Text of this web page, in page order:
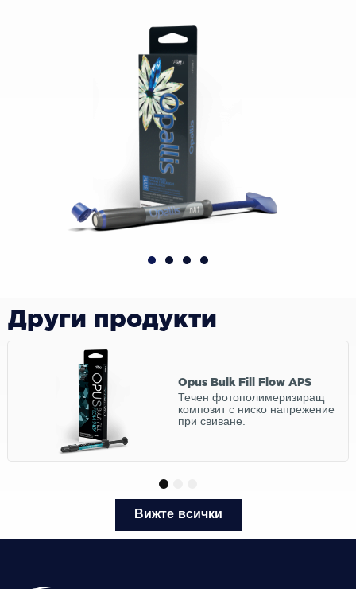
Други продукти
Opus Bulk Fill Flow APS
Течен фотополимеризиращ
композит с ниско напрежение
при свиване.
Вижте всички